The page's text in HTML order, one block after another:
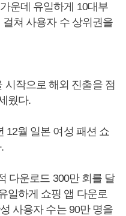
운데 유일하게 10대부
쳐 사용자 수 상위권을
시작으로 해외 진출을 점
웠다.
12월 일본 여성 패션 쇼
다운로드 300만 회를 달
일하게 쇼핑 앱 다운로
사용자 수는 90만 명을